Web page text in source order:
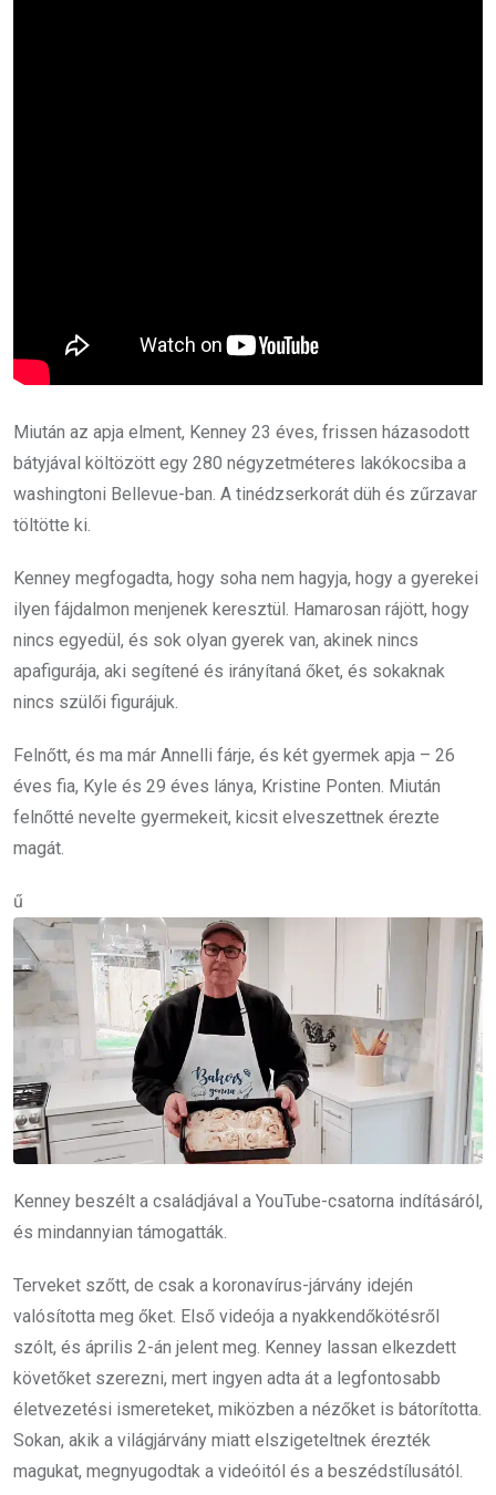
Miután az apja elment, Kenney 23 éves, frissen házasodott
bátyjával költözött egy 280 négyzetméteres lakókocsiba a
washingtoni Bellevue-ban. A tinédzserkorát düh és zűrzavar
töltötte ki.
Kenney megfogadta, hogy soha nem hagyja, hogy a gyerekei
ilyen fájdalmon menjenek keresztül. Hamarosan rájött, hogy
nincs egyedül, és sok olyan gyerek van, akinek nincs
apafigurája, aki segítené és irányítaná őket, és sokaknak
nincs szülői figurájuk.
Felnőtt, és ma már Annelli fárje, és két gyermek apja – 26
éves fia, Kyle és 29 éves lánya, Kristine Ponten. Miután
felnőtté nevelte gyermekeit, kicsit elveszettnek érezte
magát.
ű
Kenney beszélt a családjával a YouTube-csatorna indításáról,
és mindannyian támogatták.
Terveket szőtt, de csak a koronavírus-járvány idején
valósította meg őket. Első videója a nyakkendőkötésről
szólt, és április 2-án jelent meg. Kenney lassan elkezdett
követőket szerezni, mert ingyen adta át a legfontosabb
életvezetési ismereteket, miközben a nézőket is bátorította.
Sokan, akik a világjárvány miatt elszigeteltnek érezték
magukat, megnyugodtak a videóitól és a beszédstílusától.